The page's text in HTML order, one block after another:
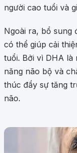
người cao tuổi và
Ngoài ra, bổ sung
có thể giúp cải
tuổi. Bởi vì DHA là
năng não bộ và
thúc đẩy sự tăng
não.